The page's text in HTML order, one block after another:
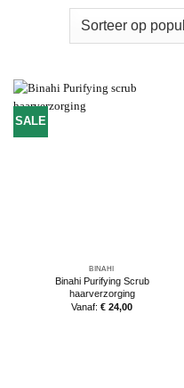
SALE
BINAHI
Binahi Purifying Scrub
haarverzorging
Vanaf: € 24,00